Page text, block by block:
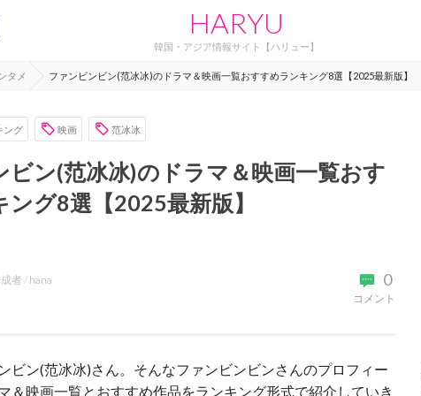
HARYU
韓国・アジア情報サイト【ハリュー】
タメ ファンビンビン(范冰冰)のドラマ＆映画一覧おすすめランキング8選【2025最新版】
ング 映画 范冰冰
ビン(范冰冰)のドラマ＆映画一覧おす
グ8選【2025最新版】
0
コメント
者 / hana
ビン(范冰冰)さん。そんなファンビンビンさんのプロフィー
＆映画一覧とおすすめ作品をランキング形式で紹介していき